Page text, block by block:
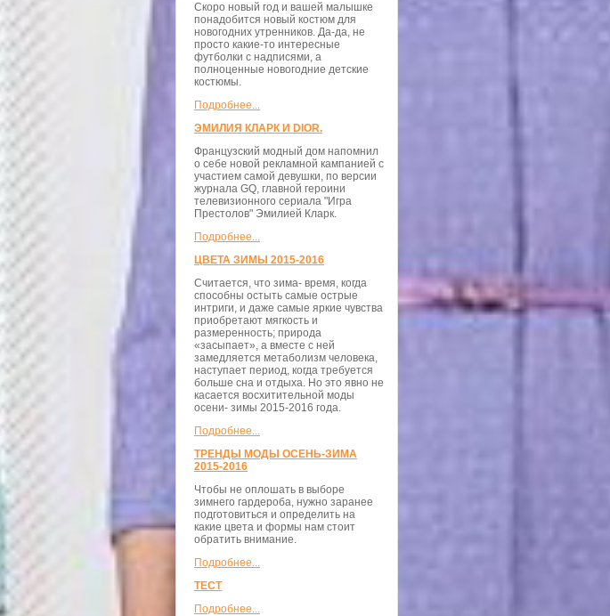
Скоро новый год и вашей малышке
понадобится новый костюм для
новогодних утренников. Да-да, не
просто какие-то интересные
футболки с надписями, а
полноценные новогодние детские
костюмы.
Подробнее...
ЭМИЛИЯ КЛАРК И DIOR.
Французский модный дом напомнил
о себе новой рекламной кампанией с
участием самой девушки, по версии
журнала GQ, главной героини
телевизионного сериала "Игра
Престолов" Эмилией Кларк.
Подробнее...
ЦВЕТА ЗИМЫ 2015-2016
Считается, что зима- время, когда
способны остыть самые острые
интриги, и даже самые яркие чувства
приобретают мягкость и
размеренность; природа
«засыпает», а вместе с ней
замедляется метаболизм человека,
наступает период, когда требуется
больше сна и отдыха. Но это явно не
касается восхитительной моды
осени- зимы 2015-2016 года.
Подробнее...
ТРЕНДЫ МОДЫ ОСЕНЬ-ЗИМА
2015-2016
Чтобы не оплошать в выборе
зимнего гардероба, нужно заранее
подготовиться и определить на
какие цвета и формы нам стоит
обратить внимание.
Подробнее...
ТЕСТ
Подробнее...